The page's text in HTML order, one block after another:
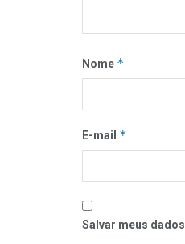
Nome *
E-mail *
Salvar meus